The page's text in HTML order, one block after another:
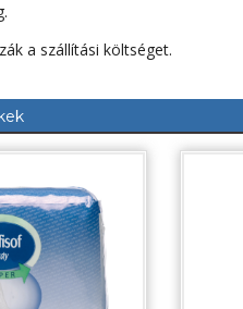
a szállítási költséget.